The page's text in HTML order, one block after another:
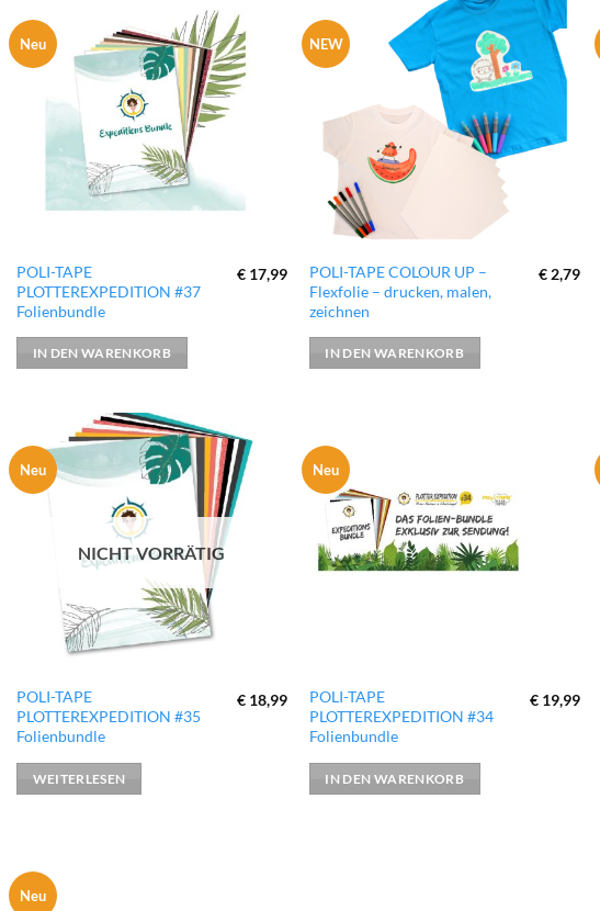
Neu
zur
Wunschliste
hinzufügen
POLI-TAPE
PLOTTEREXPEDITION #37
Folienbundle
€ 17,99
IN DEN WARENKORB
NEW
Wunschliste
hinzufügen
POLI-TAPE COLOUR UP –
Flexfolie – drucken, malen,
zeichnen
€2,79
IN DEN WARENKORB
Neu
zur
Wunschliste
hinzufügen
NICHT VORRÄTIG
POLI-TAPE
PLOTTEREXPEDITION #35
Folienbundle
€ 18,99
WEITERLESEN
Neu
hinzufügen
POLI-TAPE
PLOTTEREXPEDITION #34
Folienbundle
€19,99
IN DEN WARENKORB
Neu